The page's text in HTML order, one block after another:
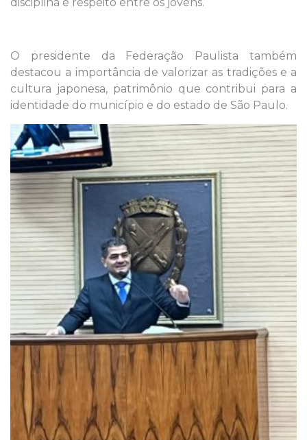
disciplina e respeito entre os jovens.
O presidente da Federação Paulista também
destacou a importância de valorizar as tradições e a
cultura japonesa, patrimônio que contribui para a
identidade do município e do estado de São Paulo.